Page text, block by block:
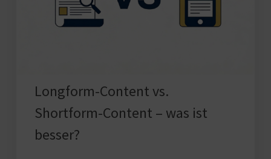
Longform-Content vs.
Shortform-Content – was ist
besser?